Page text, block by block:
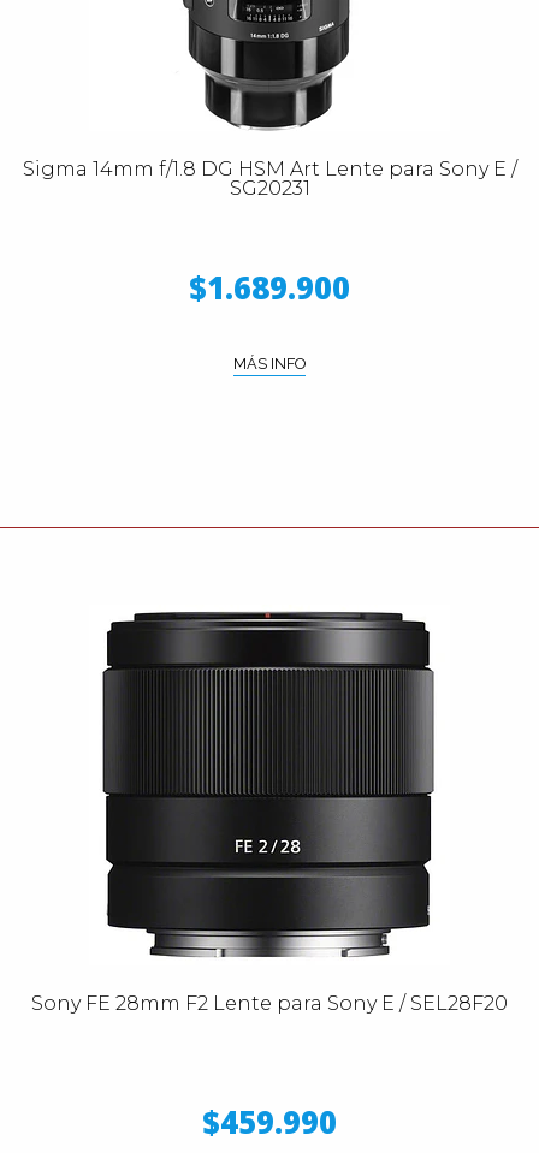
Sigma 14mm f/1.8 DG HSM Art Lente para Sony E /
SG20231
$1.689.900
MÁS INFO
Sony FE 28mm F2 Lente para Sony E / SEL28F20
$459.990